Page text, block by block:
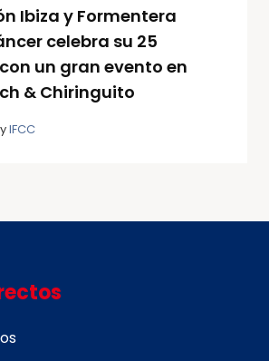
Ibiza y Formentera
celebra su 25
un gran evento en
& Chiringuito
IFCC